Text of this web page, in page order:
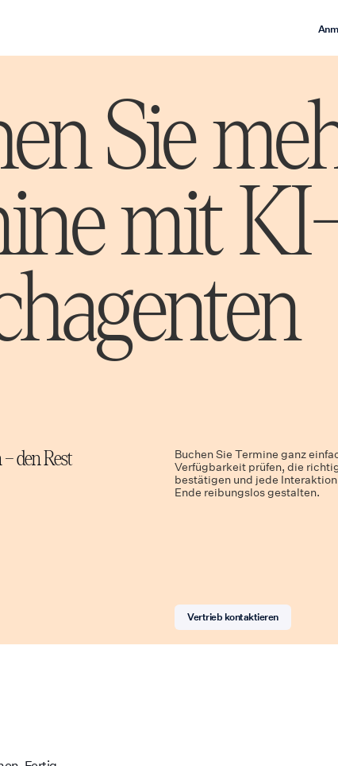
Sie
mit
– den Rest
Buchen Sie Termine ganz
Verfügbarkeit prüfen, die
bestätigen und jede
Ende reibungslos gestalten.
Vertrieb kontaktieren